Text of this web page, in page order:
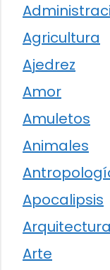
Agricultura
Ajedrez
Amor
Amuletos
Animales
Apocalipsis
Arquitectura
Arte